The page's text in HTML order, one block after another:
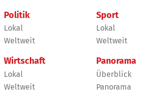
Politik
Lokal
Weltweit
Wirtschaft
Lokal
Weltweit
Sport
Lokal
Weltweit
Panorama
Überblick
Panorama